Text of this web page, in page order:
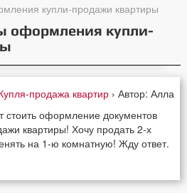
купли-продажи квартиры
оформления купли-
продажа квартир › Автор: Алла
стоить оформление документов
квартиры! Хочу продать 2-х
на 1-ю комнатную! Жду ответ.